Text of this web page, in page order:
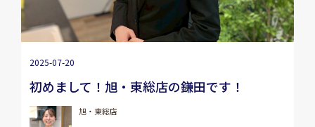
2025-07-20
初めまして！旭・東総店の鎌田です！
旭・東総店